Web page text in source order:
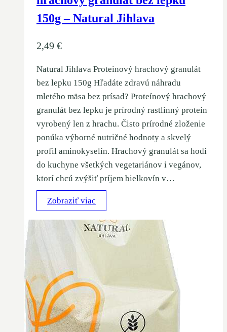
150g – Natural Jihlava
2,49 €
Natural Jihlava Proteinový hrachový granulát
bez lepku 150g Hľadáte zdravú náhradu
mletého mäsa bez prísad? Proteínový hrachový
granulát bez lepku je prírodný rastlinný proteín
vyrobený len z hrachu. Čisto prírodné zloženie
ponúka výborné nutričné ​​hodnoty a skvelý
profil aminokyselín. Hrachový granulát sa hodí
do kuchyne všetkých vegetariánov i vegánov,
ktorí chcú zvýšiť príjem bielkovín v…
Zobraziť viac